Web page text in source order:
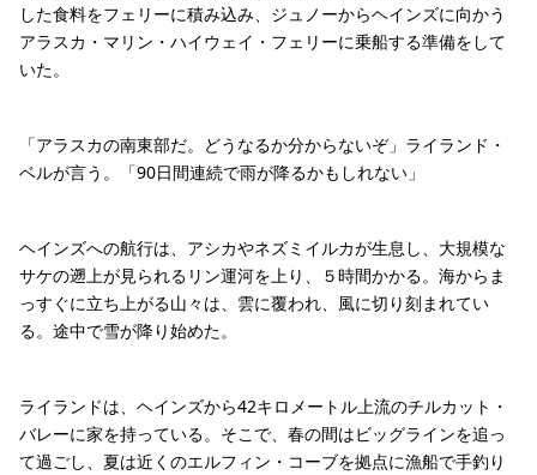
した食料をフェリーに積み込み、ジュノーからヘインズに向かう
アラスカ・マリン・ハイウェイ・フェリーに乗船する準備をして
いた。
「アラスカの南東部だ。どうなるか分からないぞ」ライランド・
ベルが言う。「90日間連続で雨が降るかもしれない」
ヘインズへの航行は、アシカやネズミイルカが生息し、大規模な
サケの遡上が見られるリン運河を上り、５時間かかる。海からま
っすぐに立ち上がる山々は、雲に覆われ、風に切り刻まれてい
る。途中で雪が降り始めた。
ライランドは、ヘインズから42キロメートル上流のチルカット・
バレーに家を持っている。そこで、春の間はビッグラインを追っ
て過ごし、夏は近くのエルフィン・コーブを拠点に漁船で手釣り